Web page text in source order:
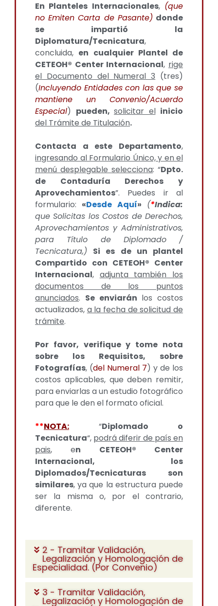
En Planteles Internacionales, (que
no Emiten Carta de Pasante) donde
se impartió la
Diplomatura/Tecnicatura,
concluida, en cualquier Plantel de
CETEOH® Center Internacional, rige
el Documento del Numeral 3 (tres)
(Incluyendo Entidades con las que se
mantiene un Convenio/Acuerdo
Especial) pueden, solicitar el inicio
del Trámite de Titulación.
Contacta a este Departamento,
ingresando al Formulario Único, y en el
menú desplegable selecciona: “Dpto.
de Contaduría Derechos y
Aprovechamientos”. Puedes ir al
formulario: «Desde Aquí» (*Indica:
que Solicitas los Costos de Derechos,
Aprovechamientos y Administrativos,
para Título de Diplomado /
Tecnicatura,)
Si es de un plantel
Compartido con CETEOH® Center
Internacional, adjunta también los
documentos de los puntos
anunciados. Se enviarán los costos
actualizados, a la fecha de solicitud de
trámite.
Por favor, verifique y tome nota
sobre los Requisitos, sobre
Fotografías, (del Numeral 7) y de los
costos aplicables, que deben remitir,
para enviarlas a un estudio fotográfico
para que le den el formato oficial.
**NOTA: “Diplomado o
Tecnicatura“, podrá diferir de país en
pais, en CETEOH® Center
Internacional, los
Diplomados/Tecnicaturas son
similares, ya que la estructura puede
ser la misma o, por el contrario,
diferente.
2 - Tramitar Validación,
Legalización y Homologación de
Especialidad. (Por Convenio)
3 - Tramitar Validación,
Legalización y Homologación de